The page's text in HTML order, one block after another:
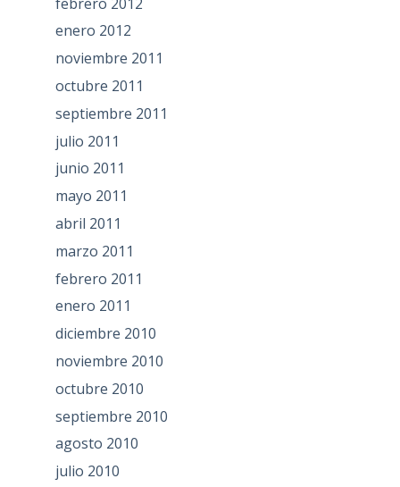
enero 2012
noviembre 2011
octubre 2011
septiembre 2011
julio 2011
junio 2011
mayo 2011
abril 2011
marzo 2011
febrero 2011
enero 2011
diciembre 2010
noviembre 2010
octubre 2010
septiembre 2010
agosto 2010
julio 2010